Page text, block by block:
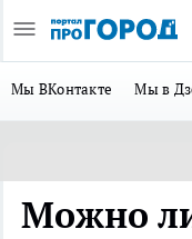
Мы ВКонтакте Мы в
Можно